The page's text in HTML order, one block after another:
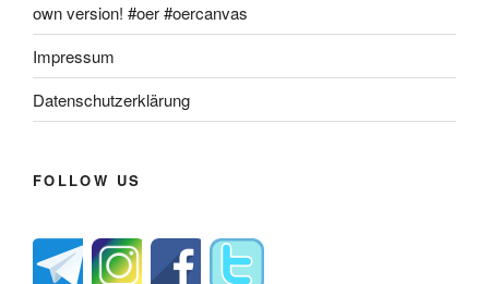
own version! #oer #oercanvas
Impressum
Datenschutzerklärung
FOLLOW US